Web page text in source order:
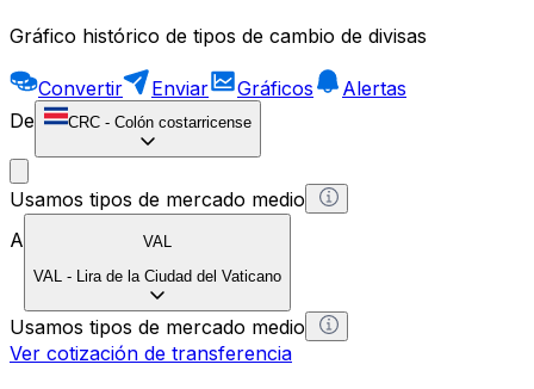
Gráfico histórico de tipos de cambio de divisas
Convertir Enviar Gráficos
Alertas
De
CRC - Colón costarricense
Usamos tipos de mercado medio
A
VAL
VAL - Lira de la Ciudad del Vaticano
Usamos tipos de mercado medio
Ver cotización de transferencia